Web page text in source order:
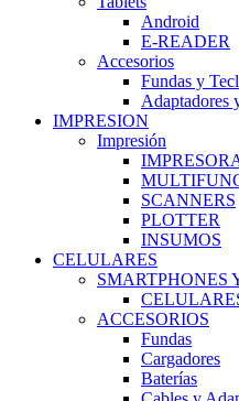
Android
E-READER
Accesorios
Fundas y
Adaptadores
IMPRESION
Impresión
SCANNERS
PLOTTER
INSUMOS
CELULARES
SMARTPHONES
ACCESORIOS
Fundas
Cargadores
Baterías